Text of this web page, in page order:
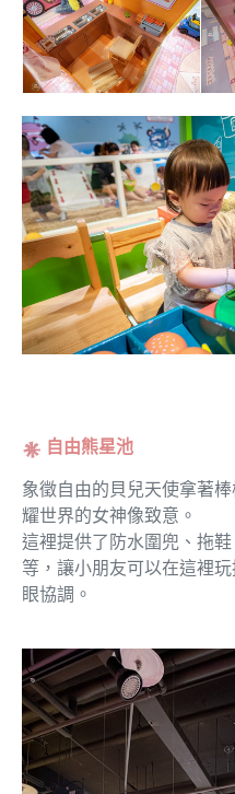
自由熊星池
象徵自由的貝兒天使拿著
耀世界的女神像致意。
這裡提供了防水圍兜、拖
等，讓小朋友可以在這裡
眼協調。